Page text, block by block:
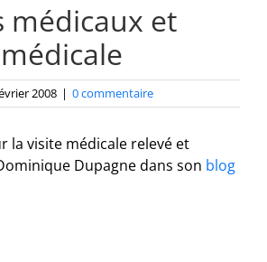
médicaux et
2008 | 0 commentaire
la visite médicale relevé et
Dupagne dans son blog